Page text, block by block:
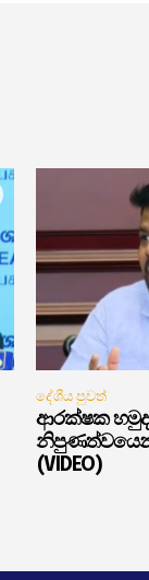
දේශීය පුවත්
ආරක්ෂක
(VIDEO)